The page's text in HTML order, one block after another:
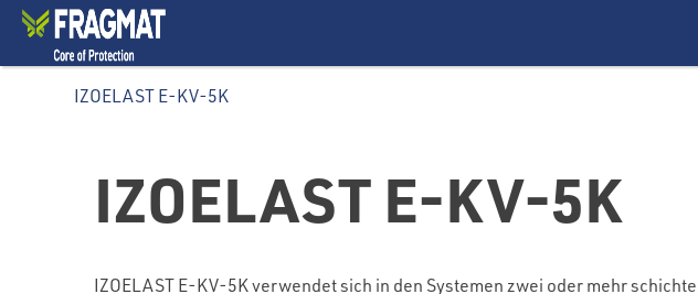
IZOELAST E-KV-5K
IZOELAST E-KV-5K
IZOELAST E-KV-5K verwendet sich in den Systemen zwei oder mehr